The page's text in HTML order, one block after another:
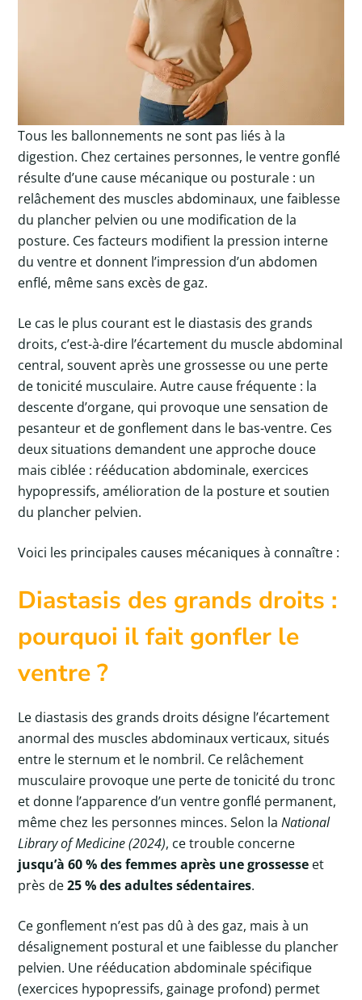
Tous les ballonnements ne sont pas liés à la
digestion. Chez certaines personnes, le ventre gonflé
résulte d’une cause mécanique ou posturale : un
relâchement des muscles abdominaux, une faiblesse
du plancher pelvien ou une modification de la
posture. Ces facteurs modifient la pression interne
du ventre et donnent l’impression d’un abdomen
enflé, même sans excès de gaz.
Le cas le plus courant est le diastasis des grands
droits, c’est-à-dire l’écartement du muscle abdominal
central, souvent après une grossesse ou une perte
de tonicité musculaire. Autre cause fréquente : la
descente d’organe, qui provoque une sensation de
pesanteur et de gonflement dans le bas-ventre. Ces
deux situations demandent une approche douce
mais ciblée : rééducation abdominale, exercices
hypopressifs, amélioration de la posture et soutien
du plancher pelvien.
Voici les principales causes mécaniques à connaître :
Diastasis des grands droits :
pourquoi il fait gonfler le
ventre ?
Le diastasis des grands droits désigne l’écartement
anormal des muscles abdominaux verticaux, situés
entre le sternum et le nombril. Ce relâchement
musculaire provoque une perte de tonicité du tronc
et donne l’apparence d’un ventre gonflé permanent,
même chez les personnes minces. Selon la National
Library of Medicine (2024), ce trouble concerne
jusqu’à 60 % des femmes après une grossesse et
près de25 % des adultes sédentaires.
Ce gonflement n’est pas dû à des gaz, mais à un
désalignement postural et une faiblesse du plancher
pelvien. Une rééducation abdominale spécifique
(exercices hypopressifs, gainage profond) permet